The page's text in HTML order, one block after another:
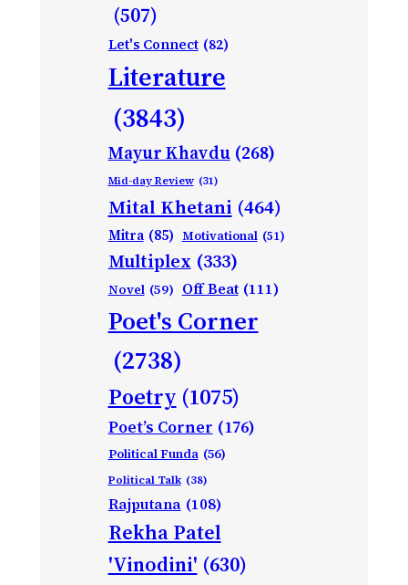
(507)
Let's Connect (82)
Literature
(3843)
Mayur Khavdu (268)
Mid-day Review (31)
Mital Khetani (464)
Mitra (85) Motivational (51)
Multiplex (333)
Novel (59) Off Beat (111)
Poet's Corner
(2738)
Poetry (1075)
Poet’s Corner (176)
Political Funda (56)
Political Talk (38)
Rajputana (108)
Rekha Patel
'Vinodini' (630)